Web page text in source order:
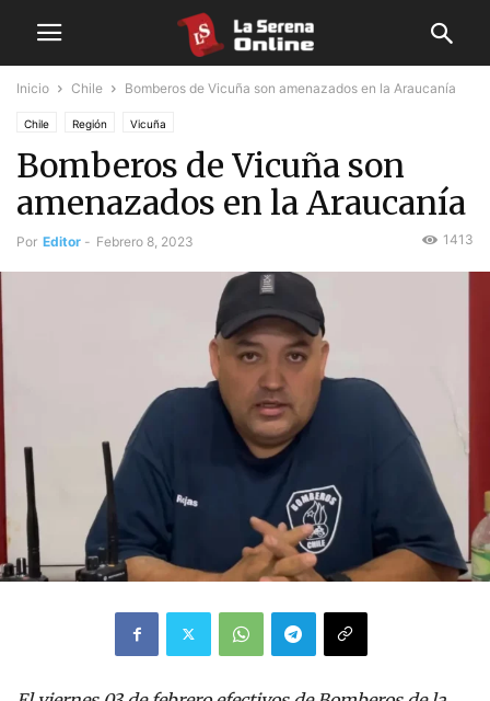
Inicio Chile Bomberos de Vicuña son amenazados en la Araucanía
Chile Región Vicuña
Bomberos de Vicuña son
amenazados en la Araucanía
Por Editor - Febrero 8, 2023 1413